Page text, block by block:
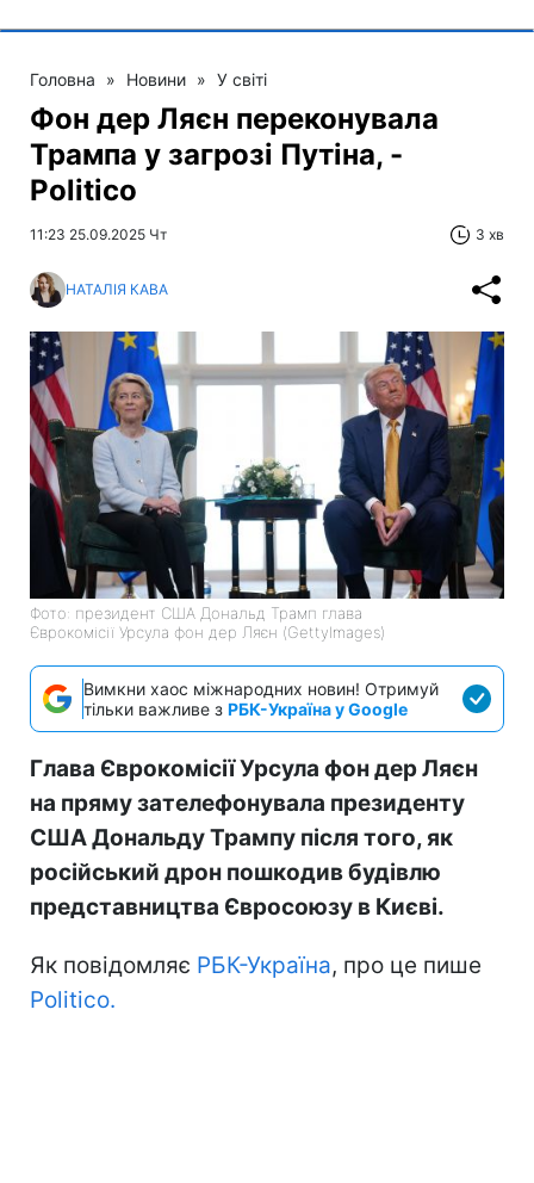
Головна » Новини » У світі
Фон дер Ляєн переконувала
Трампа у загрозі Путіна, -
Politico
11:23 25.09.2025 Чт 3 хв
НАТАЛІЯ КАВА
Фото: президент США Дональд Трамп глава
Єврокомісії Урсула фон дер Ляєн (GettyImages)
Вимкни хаос міжнародних новин! Отримуй
тільки важливе з РБК-Україна у Google
Глава Єврокомісії Урсула фон дер Ляєн
на пряму зателефонувала президенту
США Дональду Трампу після того, як
російський дрон пошкодив будівлю
представництва Євросоюзу в Києві.
Як повідомляє РБК-Україна, про це пише
Politico.